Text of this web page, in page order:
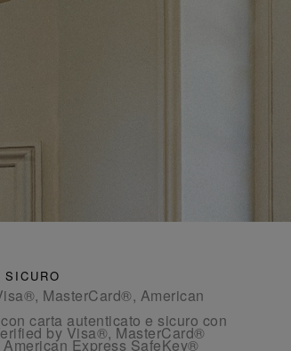
SICURO
MasterCard®, American
carta autenticato e sicuro con
by Visa®, MasterCard®
Express SafeKey®